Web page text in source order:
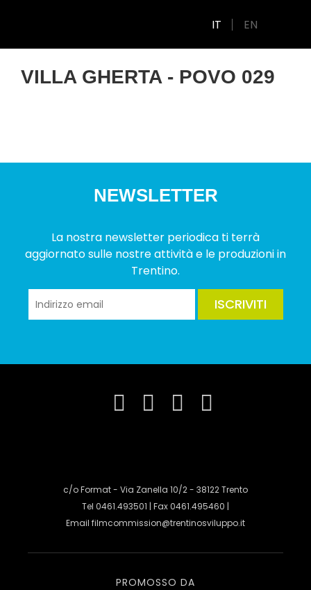
IT EN
VILLA GHERTA - POVO 029
NEWSLETTER
La nostra newsletter periodica ti terrà
aggiornato sulle nostre attività e le produzioni in
Trentino.
ISCRIVITI
c/o Format - Via Zanella 10/2 - 38122 Trento
Tel 0461.493501 | Fax 0461.495460 |
Email filmcommission@trentinosviluppo.it
PROMOSSO DA